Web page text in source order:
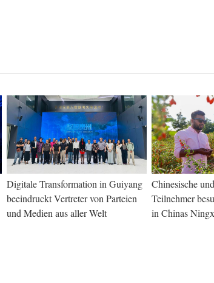
Digitale Transformation in Guiyang
beeindruckt Vertreter von Parteien
und Medien aus aller Welt
Chinesische
Teilnehmer
in Chinas